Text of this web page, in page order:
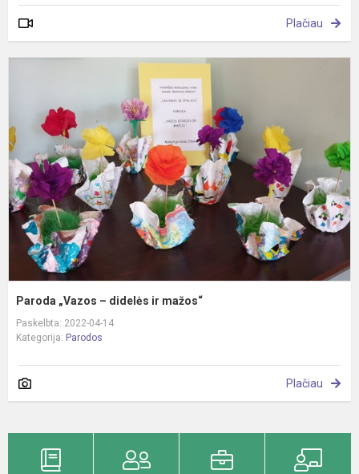
Plačiau
Paroda „Vazos – didelės ir mažos“
Paskelbta: 2022-04-14
Kategorija: Parodos
Plačiau